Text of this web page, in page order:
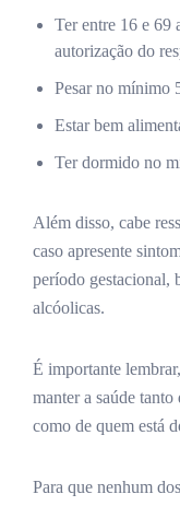
Ter entre 16 e 69
autorização do
Pesar no mínimo
Estar bem
Ter dormido no
Além disso, cabe
caso apresente
período gestacional,
alcóolicas.
É importante
manter a saúde
como de quem está
Para que nenhum